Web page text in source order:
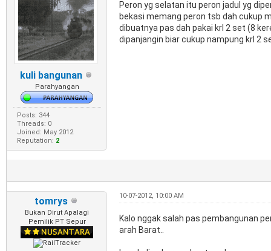
kuli bangunan
Parahyangan
Posts: 344
Threads: 0
Joined: May 2012
Reputation: 2
Peron yg selatan itu peron jadul yg
bekasi memang peron tsb dah cukup
dibuatnya pas dah pakai krl 2 set (8
dipanjangin biar cukup nampung krl 2
tomrys
Bukan Dirut Apalagi
Pemilik PT Sepur
10-07-2012, 10:00 AM
Kalo nggak salah pas pembangunan
arah Barat..